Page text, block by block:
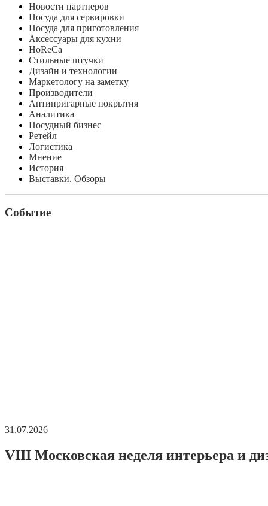
Новости партнеров
Посуда для сервировки
Посуда для приготовления
Аксессуары для кухни
HoReCa
Стильные штучки
Дизайн и технологии
Маркетологу на заметку
Производители
Антипригарные покрытия
Аналитика
Посудный бизнес
Ретейл
Логистика
Мнение
История
Выставки. Обзоры
Событие
31.07.2026
VIII Московская неделя интерьера и